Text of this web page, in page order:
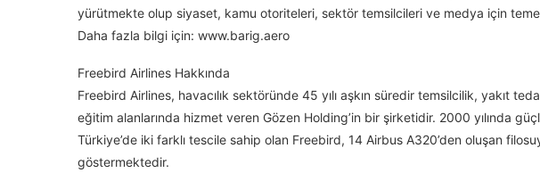
yürütmekte olup siyaset, kamu otoriteleri, sektör temsilcileri ve medya için
Daha fazla bilgi için: www.barig.aero
Freebird Airlines Hakkında
Freebird Airlines, havacılık sektöründe 45 yılı aşkın süredir temsilcilik, yakıt
eğitim alanlarında hizmet veren Gözen Holding’in bir şirketidir. 2000 yılında
Türkiye’de iki farklı tescile sahip olan Freebird, 14 Airbus A320’den oluşan
göstermektedir.